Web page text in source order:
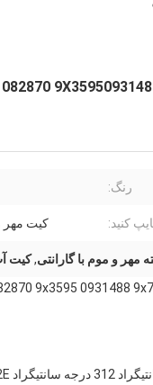
9X3589 1082870
رنگ:
کنید: کیت مهر
مهر و موم با گارانتی,کیت
9x3589 1082870 9x3595
312 درجه سانتیگراد L